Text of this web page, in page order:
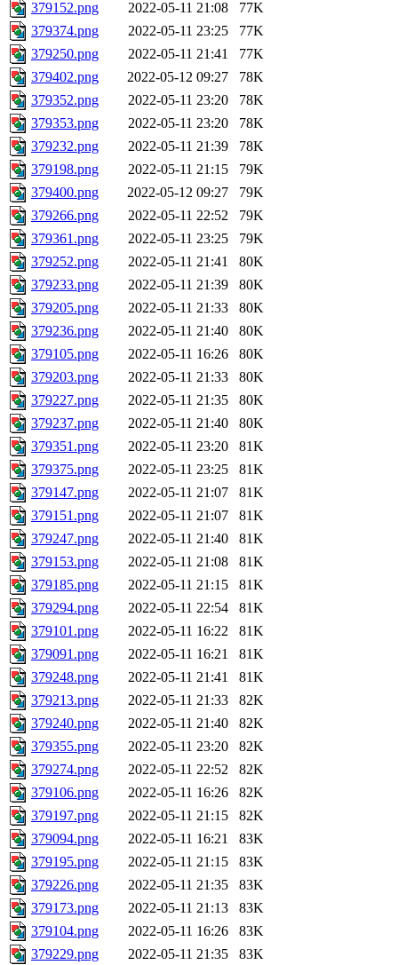
379152.png
2022-05-11 21:08
77K
379374.png
2022-05-11 23:25
77K
379250.png
2022-05-11 21:41
77K
379402.png
2022-05-12 09:27
78K
379352.png
2022-05-11 23:20
78K
379353.png
2022-05-11 23:20
78K
379232.png
2022-05-11 21:39
78K
379198.png
2022-05-11 21:15
79K
379400.png
2022-05-12 09:27
79K
379266.png
2022-05-11 22:52
79K
379361.png
2022-05-11 23:25
79K
379252.png
2022-05-11 21:41
80K
379233.png
2022-05-11 21:39
80K
379205.png
2022-05-11 21:33
80K
379236.png
2022-05-11 21:40
80K
379105.png
2022-05-11 16:26
80K
379203.png
2022-05-11 21:33
80K
379227.png
2022-05-11 21:35
80K
379237.png
2022-05-11 21:40
80K
379351.png
2022-05-11 23:20
81K
379375.png
2022-05-11 23:25
81K
379147.png
2022-05-11 21:07
81K
379151.png
2022-05-11 21:07
81K
379247.png
2022-05-11 21:40
81K
379153.png
2022-05-11 21:08
81K
379185.png
2022-05-11 21:15
81K
379294.png
2022-05-11 22:54
81K
379101.png
2022-05-11 16:22
81K
379091.png
2022-05-11 16:21
81K
379248.png
2022-05-11 21:41
81K
379213.png
2022-05-11 21:33
82K
379240.png
2022-05-11 21:40
82K
379355.png
2022-05-11 23:20
82K
379274.png
2022-05-11 22:52
82K
379106.png
2022-05-11 16:26
82K
379197.png
2022-05-11 21:15
82K
379094.png
2022-05-11 16:21
83K
379195.png
2022-05-11 21:15
83K
379226.png
2022-05-11 21:35
83K
379173.png
2022-05-11 21:13
83K
379104.png
2022-05-11 16:26
83K
379229.png
2022-05-11 21:35
83K